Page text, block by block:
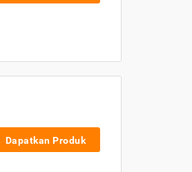
Dapatkan Produk